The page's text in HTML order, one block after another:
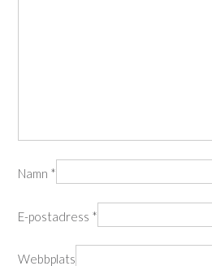
Namn *
E-postadress *
Webbplats